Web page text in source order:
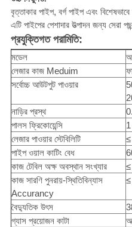
বৃত্তাকার পাইপ, বর্গ পাইপ এবং
এটি পাইপের পেশাদার উত্পাদন জন্য সেরা
প্রযুক্তিগত পরামিতি:
মডেল
লেজার কাজ Meduim
সর্বোচ্চ আউটপুট পাওয়ার
নাড়ির প্রস্থ
পালস ফ্রিকোয়েন্সি
লেজার পাওয়ার স্টেবিলিটি
পাইপ ওয়াল কাটিং বেধ
কাজ টেবিল অক্ষ অবস্থান সংখ্যার
কাজ সারণি পুনরায়-স্থিতিবিন্যাস
Accurancy
বৈদ্যুতিক উৎস
গ্যাস প্রয়োজন কাটা